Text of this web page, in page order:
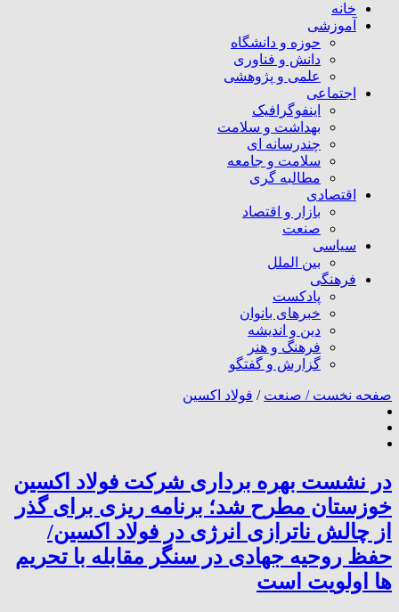
خانه
آموزشی
حوزه و دانشگاه
دانش و فناوری
علمی و پژوهشی
اجتماعی
اینفوگرافیک
بهداشت و سلامت
چندرسانه ای
سلامت و جامعه
مطالبه گری
اقتصادی
بازار و اقتصاد
صنعت
سیاسی
بین الملل
فرهنگی
پادکست
خبرهای بانوان
دین و اندیشه
فرهنگ و هنر
گزارش و گفتگو
صفحه نخست / صنعت / فولاد اکسین
در نشست بهره برداری شرکت فولاد اکسین
خوزستان مطرح شد؛ برنامه ریزی برای گذر
از چالش‌ ناترازی انرژی در فولاد اکسین/
حفظ روحیه جهادی در سنگر مقابله با تحریم
ها اولویت است